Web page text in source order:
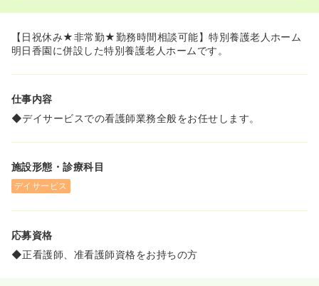
【日祝休み★非常勤★勤務時間相談可能】特別養護老人ホーム
明日香園に併設した特別養護老人ホームです。
仕事内容
◆デイサービスでの看護師業務全般をお任せします。
施設形態・診療科目
デイサービス
応募資格
◆正看護師、准看護師資格をお持ちの方